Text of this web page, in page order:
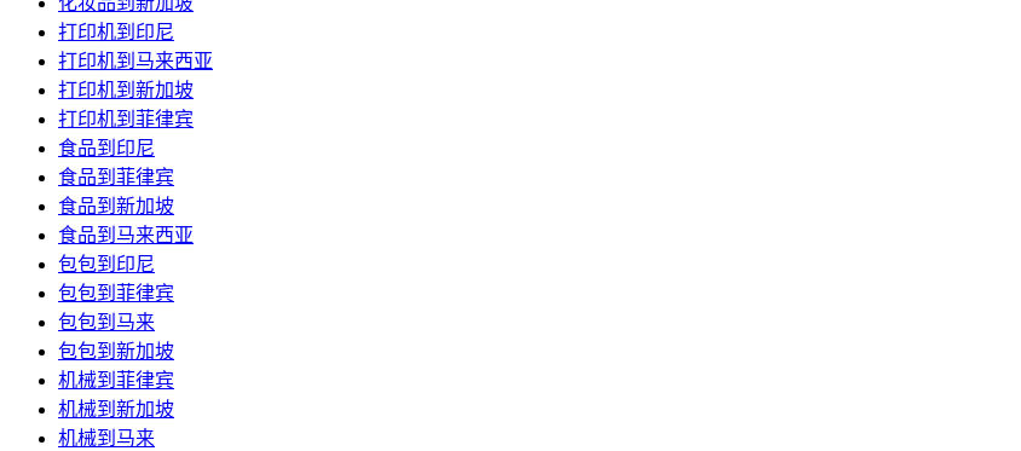
打印机到印尼
打印机到马来西亚
打印机到新加坡
打印机到菲律宾
食品到印尼
食品到菲律宾
食品到新加坡
食品到马来西亚
包包到印尼
包包到菲律宾
包包到马来
包包到新加坡
机械到菲律宾
机械到新加坡
机械到马来